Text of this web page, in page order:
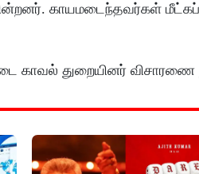
காயமடைந்தவர்கள்
காவல் துறையினர்